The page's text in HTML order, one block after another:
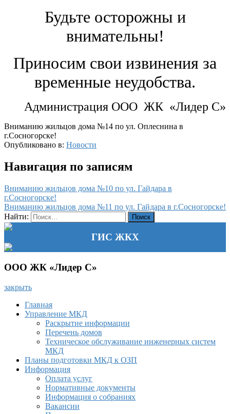
Будьте осторожны и
внимательны!
Приносим свои извинения за
временные неудобства.
Администрация ООО ЖК «Лидер С»
Вниманию жильцов дома №14 по ул. Оплеснина в
г.Сосногорске!
Опубликовано в: Новости
Навигация по записям
Вниманию жильцов дома №10 по ул. Гайдара в
г.Сосногорске!
Вниманию жильцов дома №11 по ул. Гайдара в г.Сосногорске!
Найти:
ГИС ЖКХ
ООО ЖК «Лидер С»
закрыть
Главная
Управление МКД
Раскрытие информации
Перечень домов
Техническое обслуживание инженерных систем
МКД
Планы подготовки МКД к ОЗП
Информация
Оплата услуг
Нормативные документы
Информация о собраниях
Вакансии